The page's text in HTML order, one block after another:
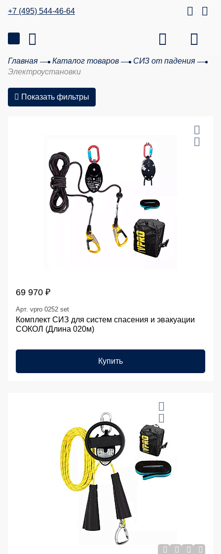
+7 (495) 544-46-64
Главная Каталог товаров
СИЗ от падения
Электроустановки
Показать фильтры
69 970 ₽
Арт. vpro 0252 set
Комплект СИЗ для систем спасения и эвакуации
СОКОЛ (Длина 020м)
Купить